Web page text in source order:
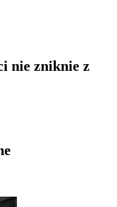
nie zniknie z